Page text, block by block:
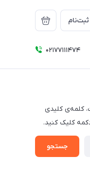
02177111474
کلمه‌ی کلیدی
کلیک کنید.
جستجو